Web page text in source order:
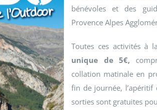
bénévoles et des
Provence Alpes
Toutes ces activités à
unique de 5€,
collation matinale en
fin de journée,
sorties sont gratuites